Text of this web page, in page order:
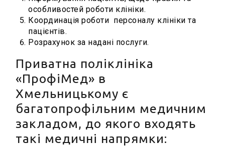
особливостей роботи клініки.
Координація роботи персоналу клініки та
пацієнтів.
Розрахунок за надані послуги.
Приватна поліклініка
«ПрофіМед» в
Хмельницькому є
багатопрофільним медичним
закладом, до якого входять
такі медичні напрямки: